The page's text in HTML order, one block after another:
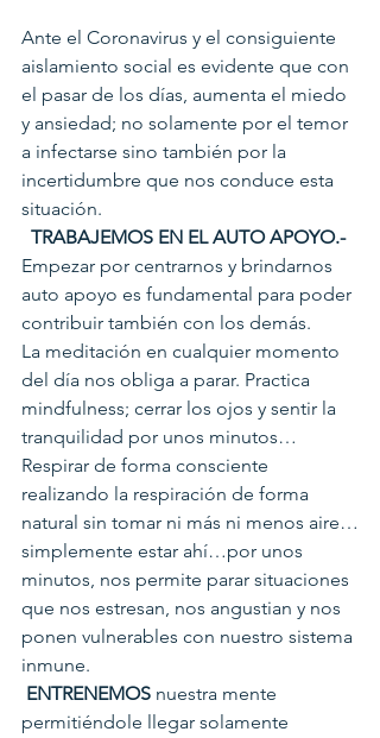
Ante el Coronavirus y el consiguiente
aislamiento social es evidente que con
el pasar de los días, aumenta el miedo
y ansiedad; no solamente por el temor
a infectarse sino también por la
incertidumbre que nos conduce esta
situación.
TRABAJEMOS EN EL AUTO APOYO.-
Empezar por centrarnos y brindarnos
auto apoyo es fundamental para poder
contribuir también con los demás.
La meditación en cualquier momento
del día nos obliga a parar. Practica
mindfulness; cerrar los ojos y sentir la
tranquilidad por unos minutos…
Respirar de forma consciente
realizando la respiración de forma
natural sin tomar ni más ni menos aire…
simplemente estar ahí…por unos
minutos, nos permite parar situaciones
que nos estresan, nos angustian y nos
ponen vulnerables con nuestro sistema
inmune.
ENTRENEMOS nuestra mente
permitiéndole llegar solamente